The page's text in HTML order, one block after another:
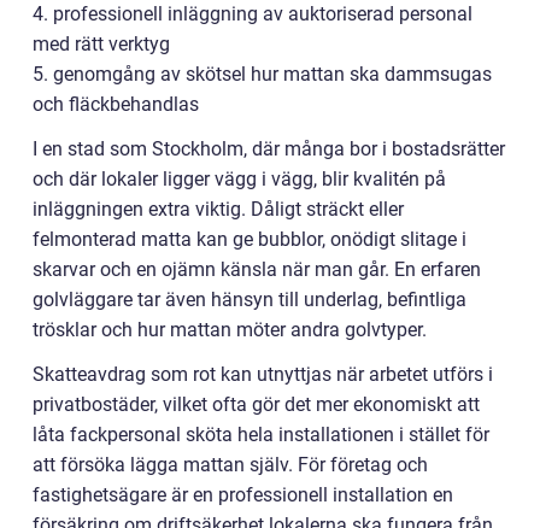
4. professionell inläggning av auktoriserad personal
med rätt verktyg
5. genomgång av skötsel hur mattan ska dammsugas
och fläckbehandlas
I en stad som Stockholm, där många bor i bostadsrätter
och där lokaler ligger vägg i vägg, blir kvalitén på
inläggningen extra viktig. Dåligt sträckt eller
felmonterad matta kan ge bubblor, onödigt slitage i
skarvar och en ojämn känsla när man går. En erfaren
golvläggare tar även hänsyn till underlag, befintliga
trösklar och hur mattan möter andra golvtyper.
Skatteavdrag som rot kan utnyttjas när arbetet utförs i
privatbostäder, vilket ofta gör det mer ekonomiskt att
låta fackpersonal sköta hela installationen i stället för
att försöka lägga mattan själv. För företag och
fastighetsägare är en professionell installation en